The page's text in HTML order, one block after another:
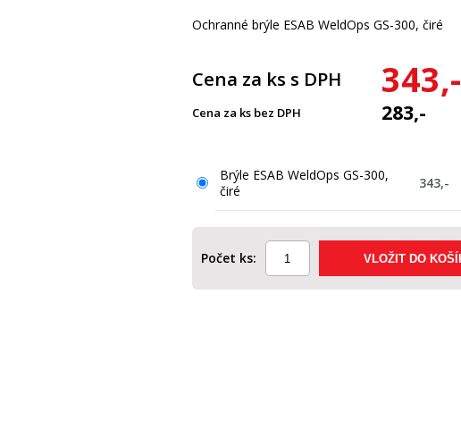
Ochranné brýle ESAB WeldOps GS-300, čiré
Cena za ks s DPH 343,-
Cena za ks bez DPH 283,-
Brýle ESAB WeldOps GS-300,
čiré
343,-
Počet ks: